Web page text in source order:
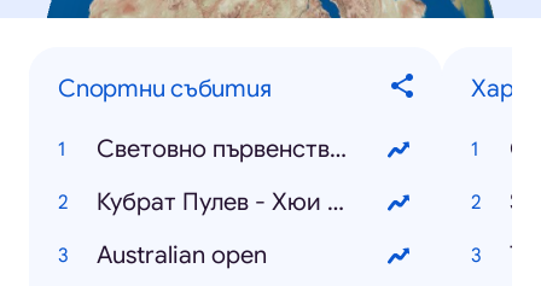
Спортни събития
Световно първенство по футбол
Кубрат Пулев - Хюи Фюри
Australian open